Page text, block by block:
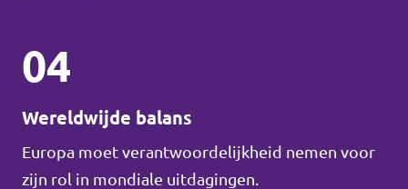
04
Wereldwijde balans
Europa moet verantwoordelijkheid nemen voor
zijn rol in mondiale uitdagingen.